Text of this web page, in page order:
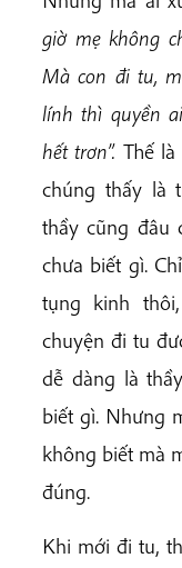
giờ mẹ không
Mà con đi tu,
lính thì quyền
hết trơn”. Thế
chúng thấy là
thầy cũng đâu
chưa biết gì.
tụng kinh
chuyện đi tu
dễ dàng là
biết gì. Nhưng
không biết mà
đúng.
Khi mới đi tu,